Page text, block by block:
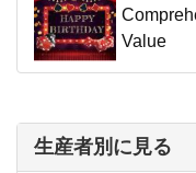
Value
生産者別に見る